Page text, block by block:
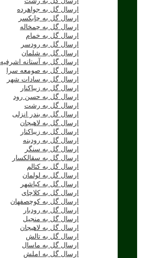
ارسال گل به جواهرده
ارسال گل به چابکسر
ارسال گل به چمخاله
ارسال گل به خمام
ارسال گل به رودسر
ارسال گل به شلمان
ارسال گل به آستانه اشرفیه
ارسال گل به صومعه سرا
ارسال گل به سادات شهر
ارسال گل به زیباکنار
ارسال گل به حسن رود
ارسال گل به رشت
ارسال گل به بندر انزلی
ارسال گل به لاهیجان
ارسال گل به زیباکنار
ارسال گل به رودبنه
ارسال گل به سنگر
ارسال گل به سقالکسار
ارسال گل به کتالم
ارسال گل به لولمان
ارسال گل به کیاشهر
ارسال گل به کلاچای
ارسال گل به کوچصفهان
ارسال گل به رودبار
ارسال گل به منجیل
ارسال گل به لاهیجان
ارسال گل به تالش
ارسال گل به ماسال
ارسال گل به املش